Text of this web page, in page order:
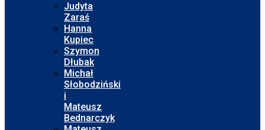
Judyta
Zaraś
Hanna
Kupiec
Szymon
Dłubak
Michał
Słobodziński
i
Mateusz
Bednarczyk